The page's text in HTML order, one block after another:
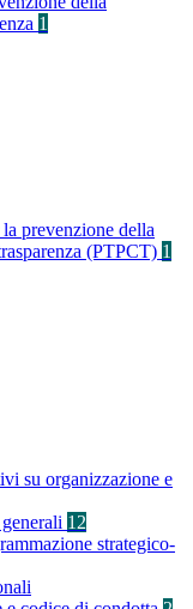
1
prevenzione della
(PTPCT) 1
su organizzazione e
12
strategico-